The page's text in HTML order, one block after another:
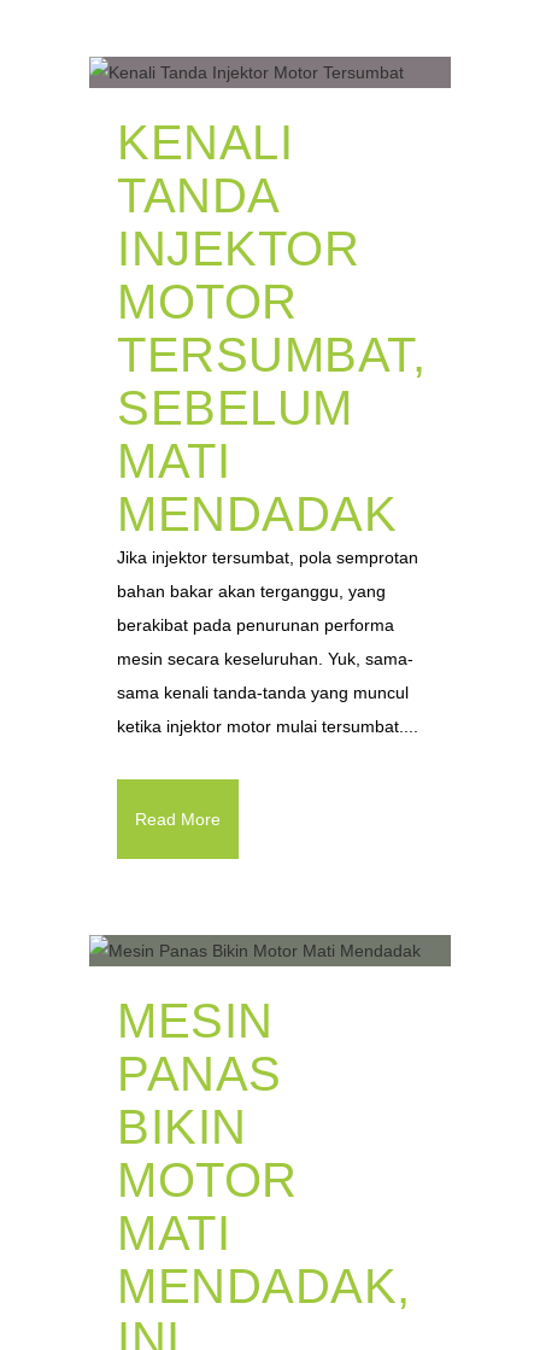
KENALI
TANDA
INJEKTOR
MOTOR
TERSUMBAT,
SEBELUM
MATI
MENDADAK
Jika injektor tersumbat, pola semprotan
bahan bakar akan terganggu, yang
berakibat pada penurunan performa
mesin secara keseluruhan. Yuk, sama-
sama kenali tanda-tanda yang muncul
ketika injektor motor mulai tersumbat....
Read More
MESIN
PANAS
BIKIN
MOTOR
MATI
MENDADAK,
INI